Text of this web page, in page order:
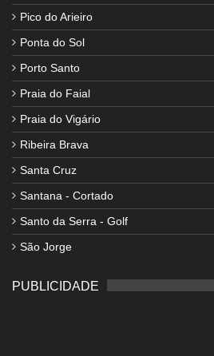
Pico do Arieiro
Ponta do Sol
Porto Santo
Praia do Faial
Praia do Vigário
Ribeira Brava
Santa Cruz
Santana - Cortado
Santo da Serra - Golf
São Jorge
PUBLICIDADE